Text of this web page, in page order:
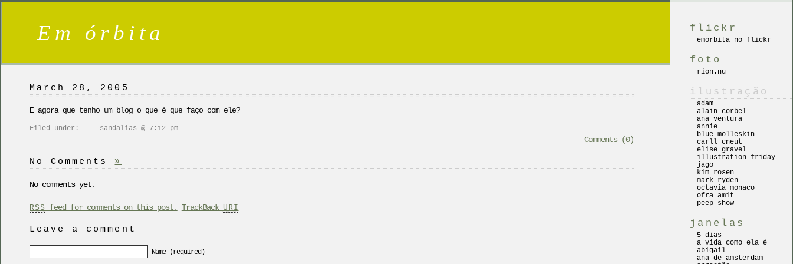
Em órbita
March 28, 2005
E agora que tenho um blog o que é que faço com ele?
Filed under: - — sandalias @ 7:12 pm
Comments (0)
No Comments »
No comments yet.
RSS feed for comments on this post. TrackBack URI
Leave a comment
Name (required)
flickr
emorbita no flickr
foto
rion.nu
ilustração
adam
alain corbel
ana ventura
annie
blue molleskin
carll cneut
elise gravel
illustration friday
jago
kim rosen
mark ryden
octavia monaco
ofra amit
peep show
janelas
5 dias
a vida como ela é
abigail
ana de amsterdam